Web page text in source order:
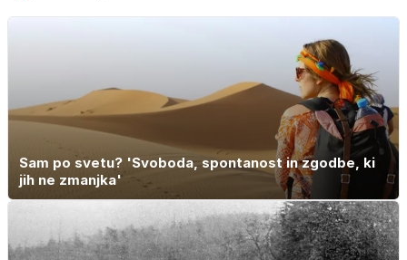
Sam po svetu? 'Svoboda, spontanost in zgodbe, ki
jih ne zmanjka'